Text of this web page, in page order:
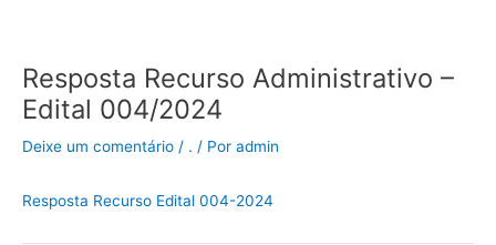
Resposta Recurso Administrativo –
Edital 004/2024
Deixe um comentário / . / Por admin
Resposta Recurso Edital 004-2024